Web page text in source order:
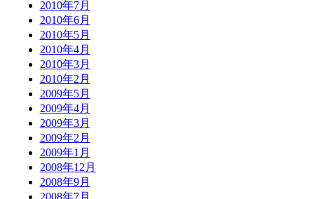
2010年7月
2010年6月
2010年5月
2010年4月
2010年3月
2010年2月
2009年5月
2009年4月
2009年3月
2009年2月
2009年1月
2008年12月
2008年9月
2008年7月